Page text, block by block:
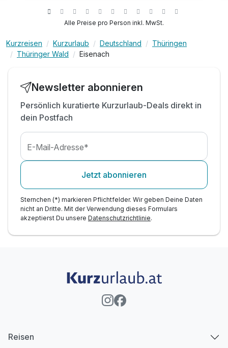
Alle Preise pro Person inkl. MwSt.
Kurzreisen Kurzurlaub Deutschland
Thüringen
Thüringer Wald
Eisenach
Newsletter abonnieren
Persönlich kuratierte Kurzurlaub-Deals direkt in
dein Postfach
E-Mail-Adresse*
Jetzt abonnieren
Sternchen (*) markieren Pflichtfelder. Wir geben Deine Daten
nicht an Dritte. Mit der Verwendung dieses Formulars
akzeptierst Du unsere Datenschutzrichtlinie.
Reisen